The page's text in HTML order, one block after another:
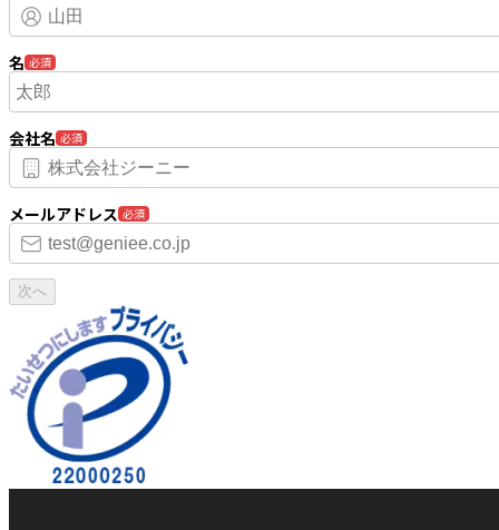
名 必須
会社名 必須
メールアドレス 必須
次へ